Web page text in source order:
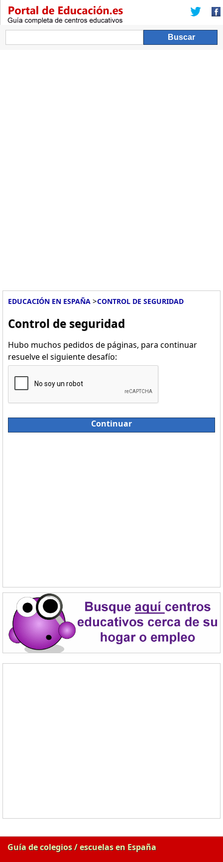
EDUCACIÓN EN ESPAÑA >CONTROL DE SEGURIDAD
Control de seguridad
Hubo muchos pedidos de páginas, para continuar
resuelve el siguiente desafío:
Continuar
Guía de colegios / escuelas en España